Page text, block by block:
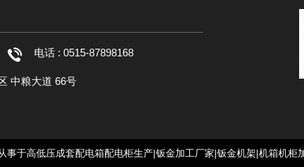
电话 : 0515-87898168
中粮大道 66号
于高低压成套配电箱配电柜生产|钣金加工厂家|钣金机架|机箱机柜